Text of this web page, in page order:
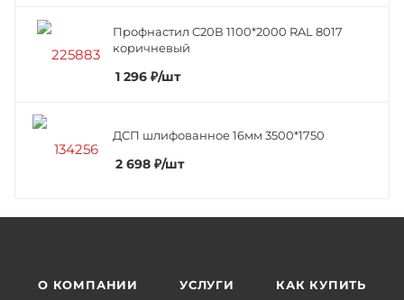
Профнастил C20В 1100*2000 RAL 8017
коричневый
1 296 ₽/шт
ДСП шлифованное 16мм 3500*1750
2 698 ₽/шт
О КОМПАНИИ УСЛУГИ КАК КУПИТЬ